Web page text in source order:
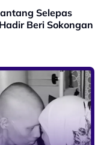
Selepas
Beri Sokongan